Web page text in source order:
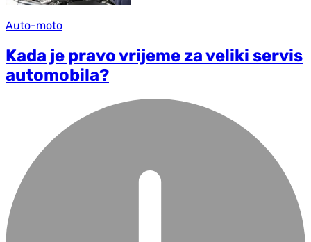
Auto-moto
Kada je pravo vrijeme za veliki servis
automobila?